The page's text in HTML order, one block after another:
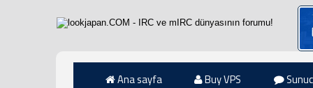
Ana sayfa Buy VPS